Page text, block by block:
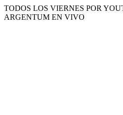
TODOS LOS VIERNES POR
ARGENTUM EN VIVO